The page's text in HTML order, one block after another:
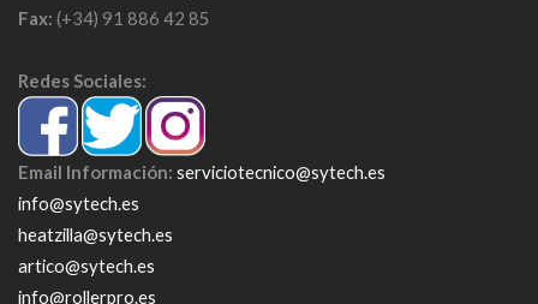
Fax: (+34) 91 886 42 85
Redes Sociales:
Email Información: serviciotecnico@sytech.es
info@sytech.es
heatzilla@sytech.es
artico@sytech.es
info@rollerpro.es